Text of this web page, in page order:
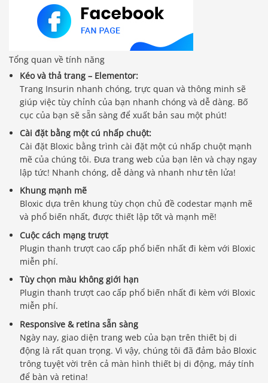
Tổng quan về tính năng
Kéo và thả trang – Elementor:
Trang Insurin nhanh chóng, trực quan và thông minh sẽ
giúp việc tùy chỉnh của bạn nhanh chóng và dễ dàng. Bố
cục của bạn sẽ sẵn sàng để xuất bản sau một phút!
Cài đặt bằng một cú nhấp chuột:
Cài đặt Bloxic bằng trình cài đặt một cú nhấp chuột mạnh
mẽ của chúng tôi. Đưa trang web của bạn lên và chạy ngay
lập tức! Nhanh chóng, dễ dàng và nhanh như tên lửa!
Khung mạnh mẽ
Bloxic dựa trên khung tùy chọn chủ đề codestar mạnh mẽ
và phổ biến nhất, được thiết lập tốt và mạnh mẽ!
Cuộc cách mạng trượt
Plugin thanh trượt cao cấp phổ biến nhất đi kèm với Bloxic
miễn phí.
Tùy chọn màu không giới hạn
Plugin thanh trượt cao cấp phổ biến nhất đi kèm với Bloxic
miễn phí.
Responsive & retina sẵn sàng
Ngày nay, giao diện trang web của bạn trên thiết bị di
động là rất quan trọng. Vì vậy, chúng tôi đã đảm bảo Bloxic
trông tuyệt vời trên cả màn hình thiết bị di động, máy tính
để bàn và retina!